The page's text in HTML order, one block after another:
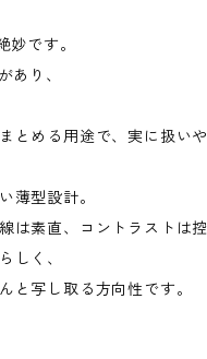
です。
あり、
とめる用途で、実に扱いや
薄型設計。
は素直、コントラストは控
しく、
と写し取る方向性です。